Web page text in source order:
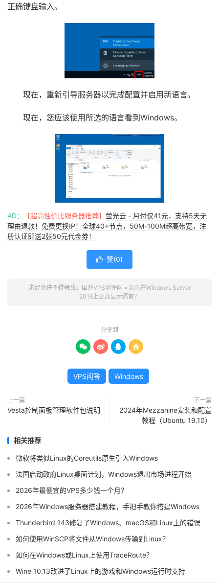
正确键盘输入。
现在，重新引导服务器以完成配置并启用新语言。
现在，您应该使用所选的语言看到Windows。
AD： 【超高性价比服务器推荐】 萤光云 - 月付仅41元，支持5天无
理由退款！免费更换IP！全球40+节点，50M-100M超高带宽，注
册认证即送2张50元代金券！
 赞(0)
未经允许不得转载； 国外VPS测评网 » 怎么在Windows Server
2016上更改显示语言？
分享到
   
VPS问答 Windows
上一篇
Vesta控制面板管理软件包说明
下一篇
2024年Mezzanine安装和配置
教程（Ubuntu 19.10）
相关推荐
微软将类似Linux的Coreutils原生引入Windows
法国启动政府Linux桌面计划，Windows退出市场进程开始
2026年最便宜的VPS多少钱一个月？
2026年Windows服务器搭建教程，手把手教你搭建Windows
Thunderbird 143修复了Windows、macOS和Linux上的错误
如何使用WinSCP将文件从Windows传输到Linux？
如何在Windows或Linux上使用TraceRoute？
Wine 10.13改进了Linux上的游戏和Windows运行时支持